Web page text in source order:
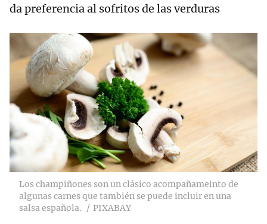
da preferencia al sofritos de las verduras
Los champiñones son un clásico acompañameinto de
algunas carnes que también se puede incluir en una
salsa española.
PIXABAY